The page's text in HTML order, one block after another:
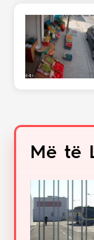
Më të